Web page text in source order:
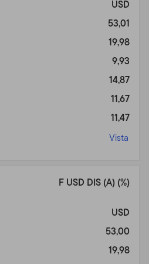
USD
53,01
19,98
9,93
14,87
11,67
11,47
Vista
F USD DIS (A) (%)
USD
53,00
19,98
de
No
Monitoreo de
Para inversores individuales de
acopiar y mantener de
inversores; nuestra política
de información,